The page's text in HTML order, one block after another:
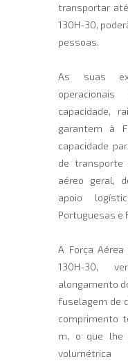
transportar
130H-30,
pessoas.
As suas
operacionais
capacidade,
garantem à
capacidade
de
aéreo geral,
apoio
Portuguesas e
A Força
130H-30,
alongamento
fuselagem de
comprimento
m, o que lhe